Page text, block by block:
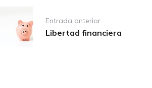
navigationEntrada anterior
Libertad financiera